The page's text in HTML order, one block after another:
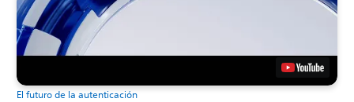
El futuro de la autenticación